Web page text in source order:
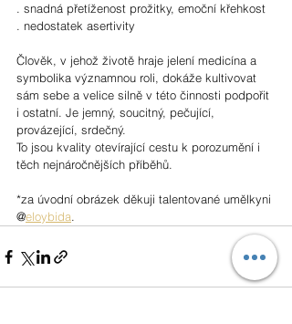
. snadná přetíženost prožitky, emoční křehkost
. nedostatek asertivity
Člověk, v jehož životě hraje jelení medicína a
symbolika významnou roli, dokáže kultivovat
sám sebe a velice silně v této činnosti podpořit
i ostatní. Je jemný, soucitný, pečující,
provázející, srdečný.
To jsou kvality otevírající cestu k porozumění i
těch nejnáročnějších příběhů.
*za úvodní obrázek děkuji talentované umělkyni
@eloybida.